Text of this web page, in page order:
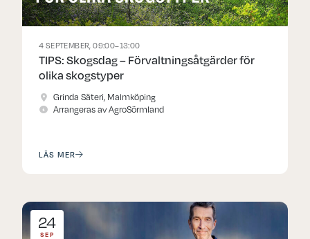
4 SEPTEMBER, 09:00–13:00
TIPS: Skogsdag – Förvaltningsåtgärder för
olika skogstyper
Grinda Säteri, Malmköping
Arrangeras av AgroSörmland
LÄS MER
24
SEP